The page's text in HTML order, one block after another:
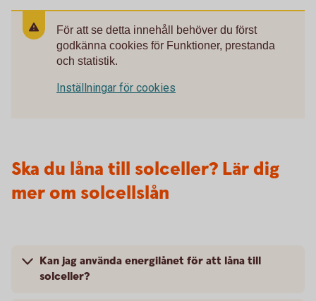
För att se detta innehåll behöver du först
godkänna cookies för Funktioner, prestanda
och statistik.
Inställningar för cookies
Ska du låna till solceller? Lär dig
mer om solcellslån
Kan jag använda energilånet för att låna till
solceller?